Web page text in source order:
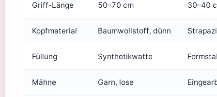
Griff-Länge 50–70 cm 30–40
Kopfmaterial Baumwollstoff, dünn
Füllung Synthetikwatte
Mähne Garn, lose